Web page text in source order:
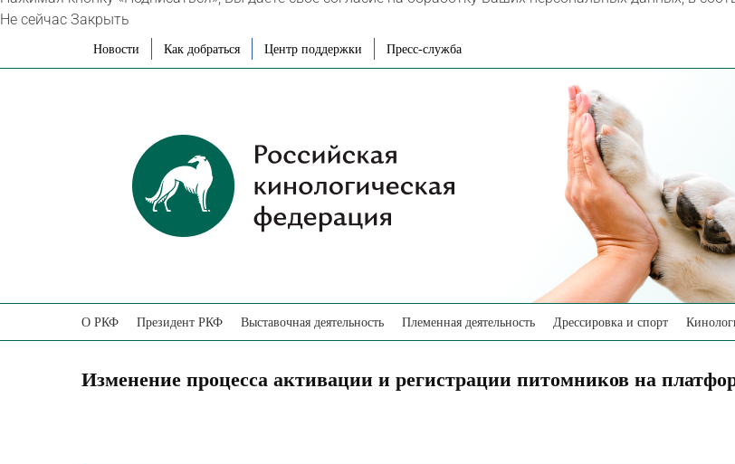
Не сейчас Закрыть
Новости Как добраться Центр поддержки Пресс-служба
О РКФ Президент РКФ Выставочная деятельность Племенная деятельность Дрессировка и спорт
Изменение процесса активации и регистрации питомников на